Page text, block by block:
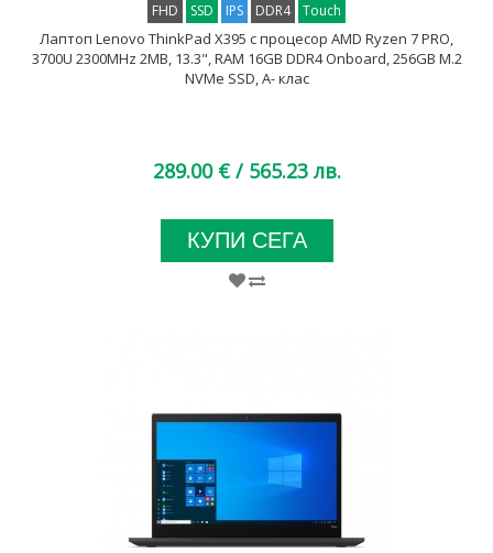
FHD SSD IPS DDR4 Touch
Лаптоп Lenovo ThinkPad X395 с процесор AMD Ryzen 7 PRO,
3700U 2300MHz 2MB, 13.3", RAM 16GB DDR4 Onboard, 256GB M.2
NVMe SSD, A- клас
289.00 € / 565.23 лв.
КУПИ СЕГА